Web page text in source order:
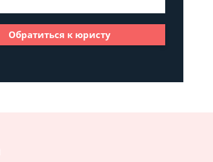
Обратиться к юристу